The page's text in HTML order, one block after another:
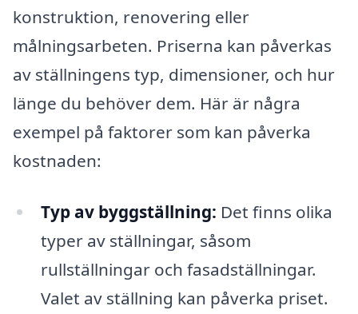
konstruktion, renovering eller
målningsarbeten. Priserna kan påverkas
av ställningens typ, dimensioner, och hur
länge du behöver dem. Här är några
exempel på faktorer som kan påverka
kostnaden:
Typ av byggställning: Det finns olika
typer av ställningar, såsom
rullställningar och fasadställningar.
Valet av ställning kan påverka priset.